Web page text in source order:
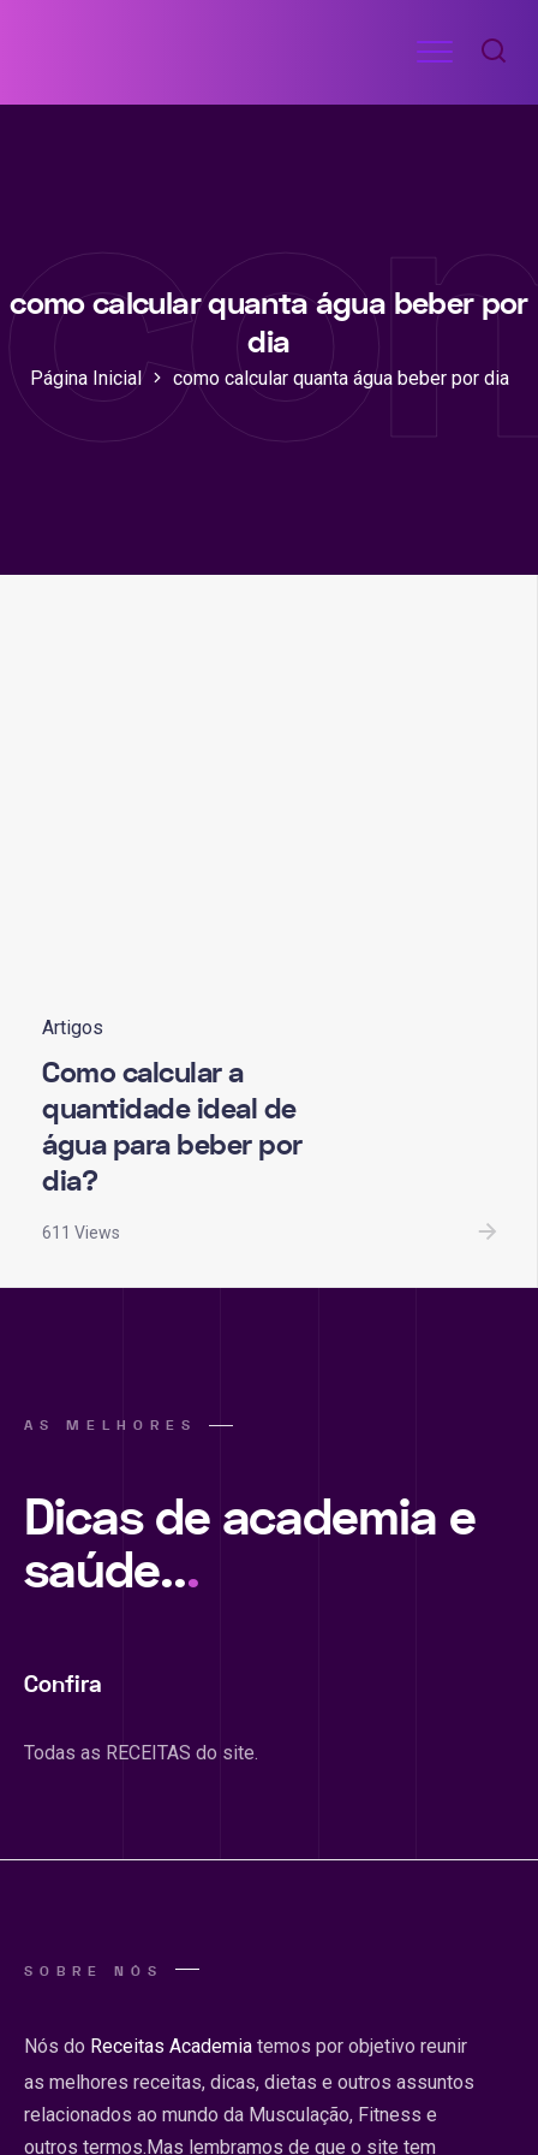
conteúdo
RECEITAS
ACADEMIA
Menu
como calcular quanta água beber por
dia
Página Inicial como calcular quanta água beber por dia
Artigos
Como calcular a
quantidade ideal de
água para beber por
dia?
611 Views
AS MELHORES
Dicas de academia e
saúde...
Confira
Todas as RECEITAS do site.
SOBRE NÓS
Nós do Receitas Academia temos por objetivo reunir
as melhores receitas, dicas, dietas e outros assuntos
relacionados ao mundo da Musculação, Fitness e
outros termos.Mas lembramos de que o site tem